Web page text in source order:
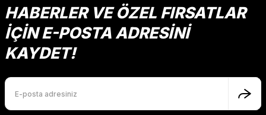
Ürün resmi kalitesiz, bozuk veya görüntülenemiyor.
Ürün açıklamasında eksik bilgiler bulunuyor.
Ürün fiyatı diğer sitelerden daha pahalı.
Bu ürüne benzer farklı alternatifler olmalı.
HABERLER VE ÖZEL FIRSATLAR
İÇİN E-POSTA ADRESİNİ
KAYDET!